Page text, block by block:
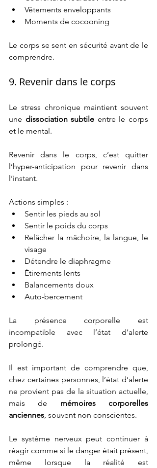
Vêtements enveloppants
Moments de cocooning
Le corps se sent en sécurité avant de le
comprendre.
9. Revenir dans le corps
Le stress chronique maintient souvent
une dissociation subtile entre le corps
et le mental.
Revenir dans le corps, c’est quitter
l’hyper-anticipation pour revenir dans
l’instant.
Actions simples :
Sentir les pieds au sol
Sentir le poids du corps
Relâcher la mâchoire, la langue, le
visage
Détendre le diaphragme
Étirements lents
Balancements doux
Auto-bercement
La présence corporelle est
incompatible avec l’état d’alerte
prolongé.
Il est important de comprendre que,
chez certaines personnes, l’état d’alerte
ne provient pas de la situation actuelle,
mais de mémoires corporelles
anciennes, souvent non conscientes.
Le système nerveux peut continuer à
réagir comme si le danger était présent,
même lorsque la réalité est